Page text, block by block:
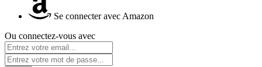
Se connecter avec Amazon
Ou connectez-vous avec